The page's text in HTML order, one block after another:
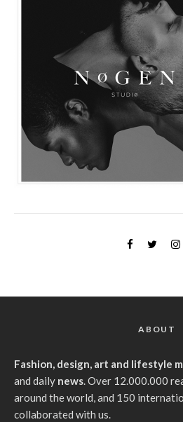
ABOUT
Fashion, design, art and lifestyle
and daily news. Over 12.000.000
around the world, and 150
collaborated with us.